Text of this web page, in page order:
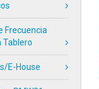
Frecuencia
Tablero
E-House